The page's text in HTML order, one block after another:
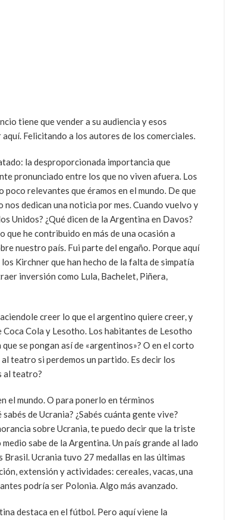
tiene que vender a su audiencia y esos
Felicitando a los autores de los comerciales.
la desproporcionada importancia que
pronunciado entre los que no viven afuera. Los
relevantes que éramos en el mundo. De que
dedican una noticia por mes. Cuando vuelvo y
Unidos? ¿Qué dicen de la Argentina en Davos?
que he contribuido en más de una ocasión a
nuestro país. Fui parte del engaño. Porque aquí
Kirchner que han hecho de la falta de simpatía
inversión como Lula, Bachelet, Piñera,
creer lo que el argentino quiere creer, y
Coca Cola y Lesotho. Los habitantes de Lesotho
se pongan así de «argentinos»? O en el corto
teatro si perdemos un partido. Es decir los
al teatro?
el mundo. O para ponerlo en términos
de Ucrania? ¿Sabés cuánta gente vive?
sobre Ucrania, te puedo decir que la triste
sabe de la Argentina. Un país grande al lado
Brasil. Ucrania tuvo 27 medallas en las últimas
extensión y actividades: cereales, vacas, una
podría ser Polonia. Algo más avanzado.
destaca en el fútbol. Pero aquí viene la